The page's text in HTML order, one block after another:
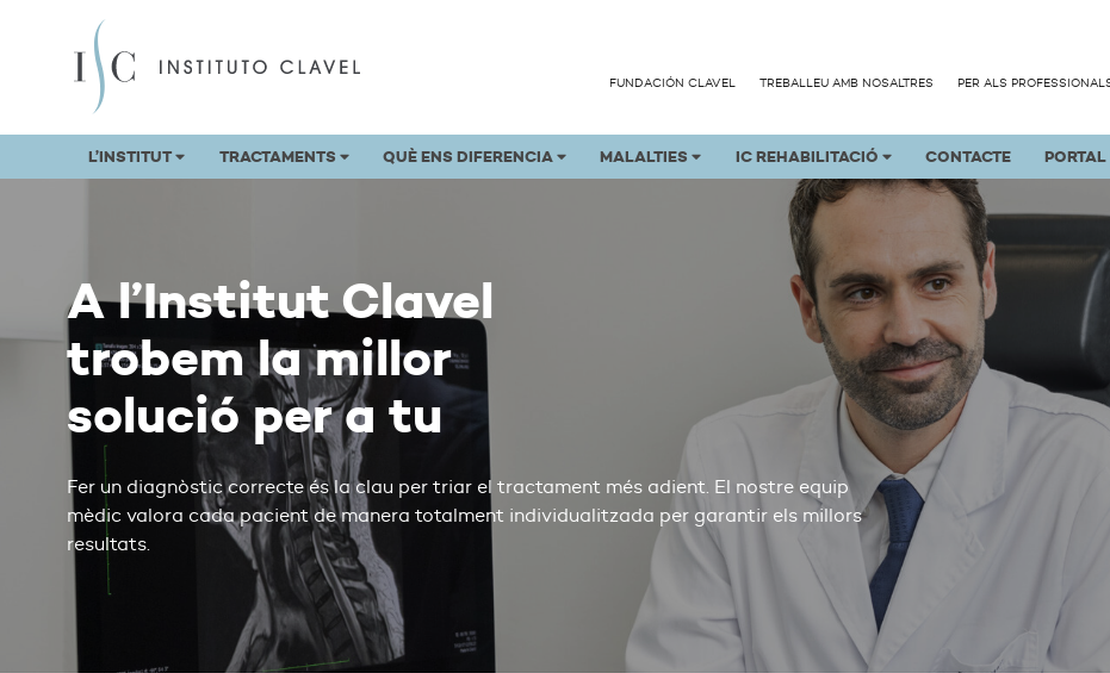
FUNDACIÓN CLAVEL TREBALLEU AMB NOSALTRES PER ALS
L’INSTITUT TRACTAMENTS QUÈ ENS DIFERENCIA MALALTIES IC REHABILITACIÓ CONTACTE
A l’Institut Clavel
trobem la millor
solució per a tu
Fer un diagnòstic correcte és la clau per triar el tractament més adient. El nostre equip
mèdic valora cada pacient de manera totalment individualitzada per garantir els millors
resultats.